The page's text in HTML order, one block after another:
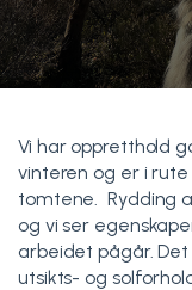
Vi har oppretthold
vinteren og er i
tomtene. Rydding
og vi ser
arbeidet pågår.
utsikts- og